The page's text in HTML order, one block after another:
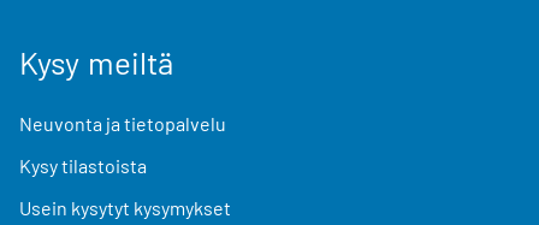
Kysy meiltä
Neuvonta ja tietopalvelu
Kysy tilastoista
Usein kysytyt kysymykset